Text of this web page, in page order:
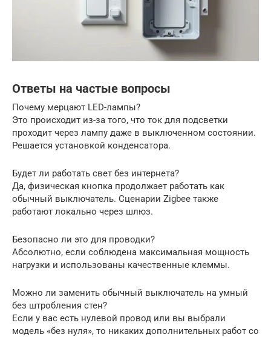
Ответы на частые вопросы
Почему мерцают LED-лампы?
Это происходит из-за того, что ток для подсветки
проходит через лампу даже в выключенном состоянии.
Решается установкой конденсатора.
Будет ли работать свет без интернета?
Да, физическая кнопка продолжает работать как
обычный выключатель. Сценарии Zigbee также
работают локально через шлюз.
Безопасно ли это для проводки?
Абсолютно, если соблюдена максимальная мощность
нагрузки и использованы качественные клеммы.
Можно ли заменить обычный выключатель на умный
без штробления стен?
Если у вас есть нулевой провод или вы выбрали
модель «без нуля», то никаких дополнительных работ со